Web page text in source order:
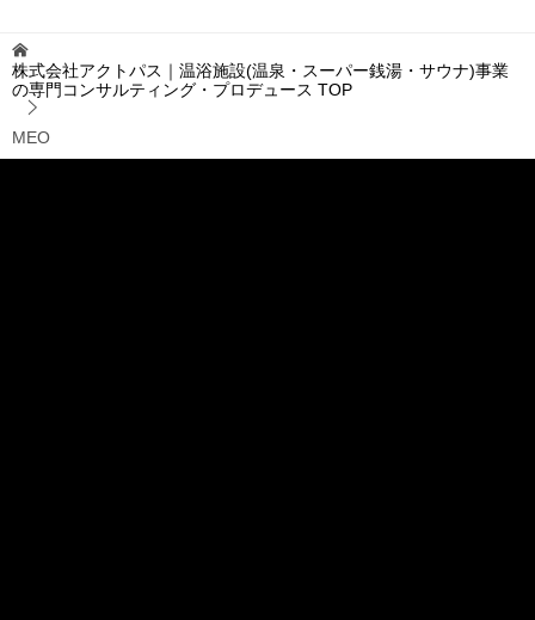
株式会社アクトパス｜温浴施設(温泉・スーパー銭湯・サウナ)事業
の専門コンサルティング・プロデュース TOP
MEO